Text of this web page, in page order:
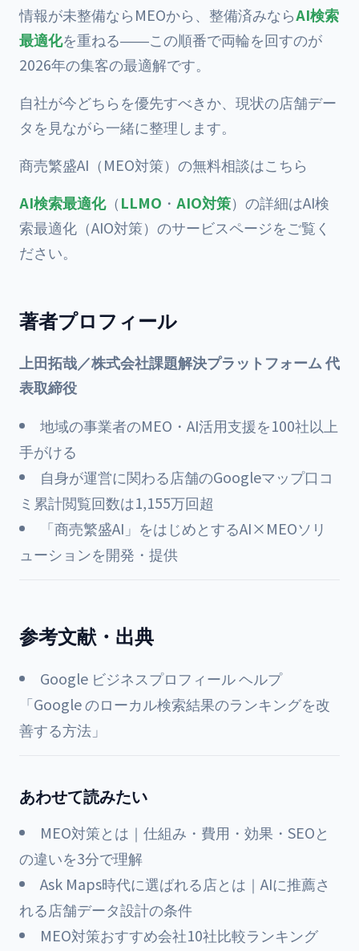
情報が未整備ならMEOから、整備済みならAI検索
最適化を重ねる――この順番で両輪を回すのが
2026年の集客の最適解です。
自社が今どちらを優先すべきか、現状の店舗デー
タを見ながら一緒に整理します。
商売繁盛AI（MEO対策）の無料相談はこちら
AI検索最適化（LLMO ・ AIO対策）の詳細はAI検
索最適化（AIO対策）のサービスページをご覧く
ださい。
著者プロフィール
上田拓哉／株式会社課題解決プラットフォーム 代
表取締役
地域の事業者のMEO・AI活用支援を100社以上
手がける
自身が運営に関わる店舗のGoogleマップ口コ
ミ累計閲覧回数は1,155万回超
「商売繁盛AI」をはじめとするAI×MEOソリ
ューションを開発・提供
参考文献・出典
Google ビジネスプロフィール ヘルプ
「Google のローカル検索結果のランキングを改
善する方法」
あわせて読みたい
MEO対策とは｜仕組み・費用・効果・SEOと
の違いを3分で理解
Ask Maps時代に選ばれる店とは｜AIに推薦さ
れる店舗データ設計の条件
MEO対策おすすめ会社10社比較ランキング